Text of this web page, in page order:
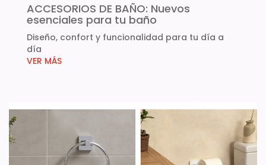
ACCESORIOS DE BAÑO: Nuevos
esenciales para tu baño
Diseño, confort y funcionalidad para tu día a
día
VER MÁS